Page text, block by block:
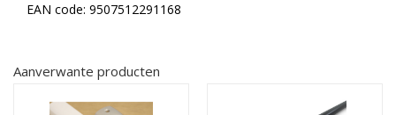
EAN code: 9507512291168
Aanverwante producten